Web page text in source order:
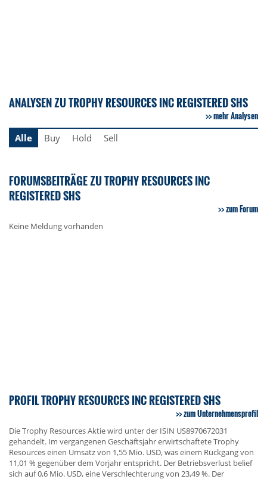
ANALYSEN ZU TROPHY RESOURCES INC REGISTERED SHS
mehr Analysen
Alle
Buy Hold Sell
FORUMSBEITRÄGE ZU TROPHY RESOURCES INC
REGISTERED SHS
zum Forum
Keine Meldung vorhanden
PROFIL TROPHY RESOURCES INC REGISTERED SHS
zum Unternehmensprofil
Die Trophy Resources Aktie wird unter der ISIN US8970672031
gehandelt. Im vergangenen Geschäftsjahr erwirtschaftete Trophy
Resources einen Umsatz von 1,55 Mio. USD, was einem Rückgang von
11,01 % gegenüber dem Vorjahr entspricht. Der Betriebsverlust belief
sich auf 0,6 Mio. USD, eine Verschlechterung von 23,49 %. Der